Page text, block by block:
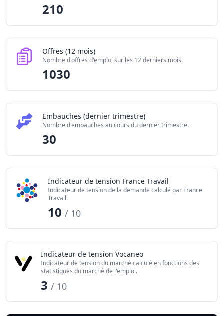
210
Offres (12 mois)
Nombre d'offres d'emploi sur les 12 derniers mois.
1030
Embauches (dernier trimestre)
Nombre d'embauches au cours du dernier trimestre.
30
Indicateur de tension France Travail
Indicateur de tension de la demande calculé par France
Travail.
10/ 10
Indicateur de tension Vocaneo
Indicateur de tension du marché calculé en fonctions des
statistiques du marché de l'emploi.
3 / 10